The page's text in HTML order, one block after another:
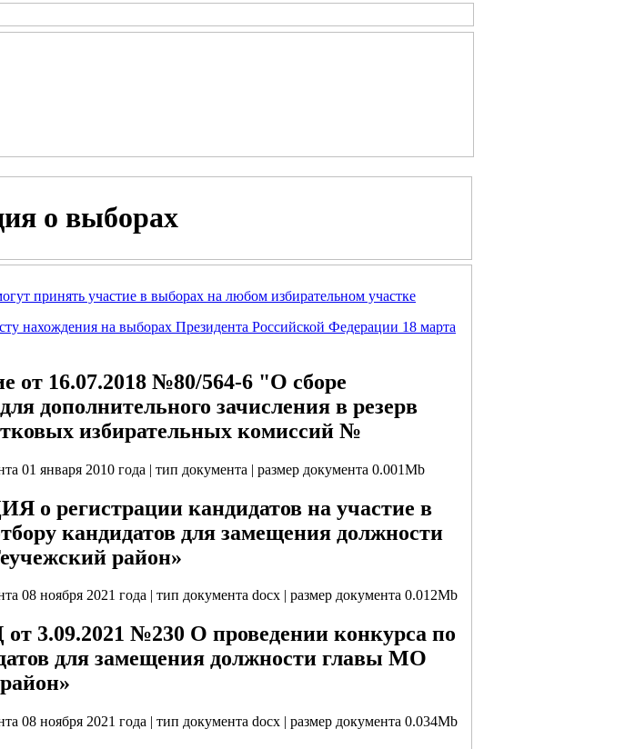
о выборах
принять участие в выборах на любом избирательном участке
нахождения на выборах Президента Российской Федерации 18 марта
от 16.07.2018 №80/564-6 "О сборе
дополнительного зачисления в резерв
избирательных комиссий №
01 января 2010 года | тип документа | размер документа 0.001Mb
регистрации кандидатов на участие в
кандидатов для замещения должности
район»
08 ноября 2021 года | тип документа docx | размер документа 0.012Mb
3.09.2021 №230 О проведении конкурса по
для замещения должности главы МО
08 ноября 2021 года | тип документа docx | размер документа 0.034Mb